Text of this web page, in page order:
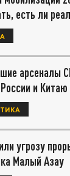
есть ли
арсеналы
и Китаю
угрозу
Малый Азау